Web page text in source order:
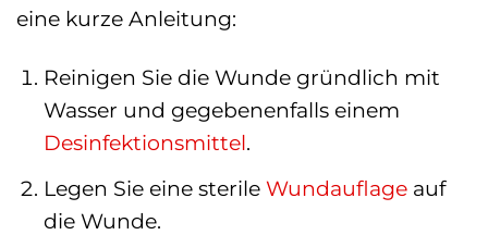
eine kurze Anleitung:
Reinigen Sie die Wunde gründlich mit
Wasser und gegebenenfalls einem
Desinfektionsmittel.
Legen Sie eine sterile Wundauflageauf
die Wunde.